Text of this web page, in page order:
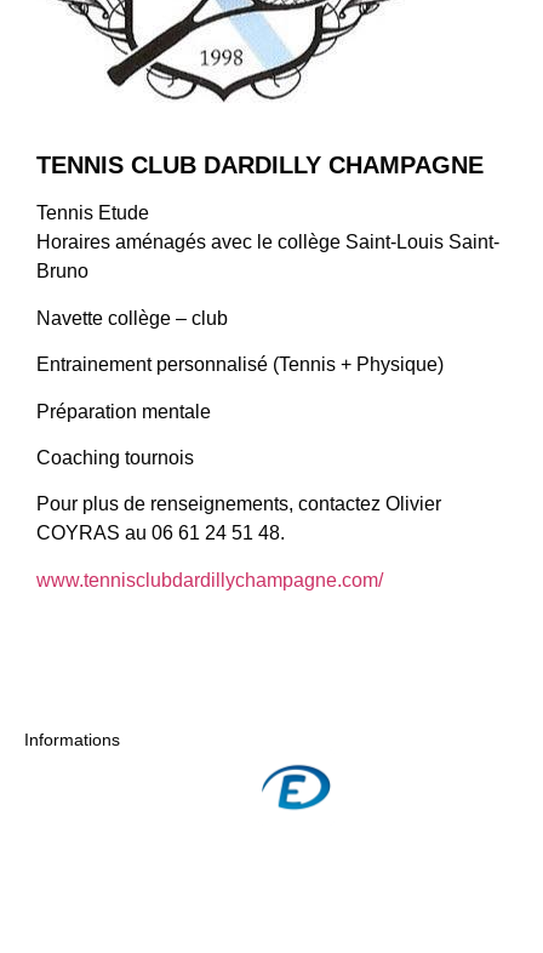
TENNIS CLUB DARDILLY CHAMPAGNE
Tennis Etude
​Horaires aménagés avec le collège Saint-Louis Saint-
Bruno
Navette collège – club
Entrainement personnalisé (Tennis + Physique)
Préparation mentale
Coaching tournois
​Pour plus de renseignements, contactez Olivier
COYRAS au 06 61 24 51 48.
www.tennisclubdardillychampagne.com/
Informations